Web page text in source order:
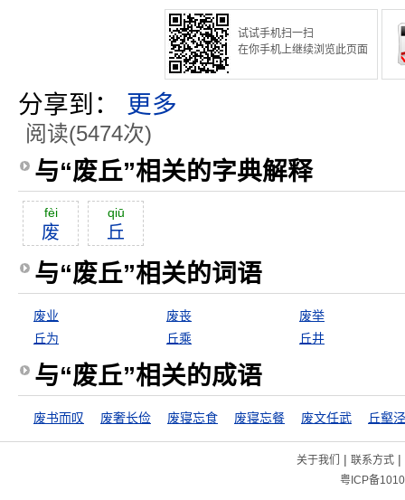
试试手机扫一扫
在你手机上继续浏览此页面
分享到： 更多
阅读(5474次)
与“废丘”相关的字典解释
fèi
废
qiū
丘
与“废丘”相关的词语
废业 废丧
废举
丘为
丘乘 丘井
与“废丘”相关的成语
废书而叹 废奢长俭 废寝忘食 废寝忘餐 废文任武 丘壑
关于我们 | 联系方式|
粤ICP备